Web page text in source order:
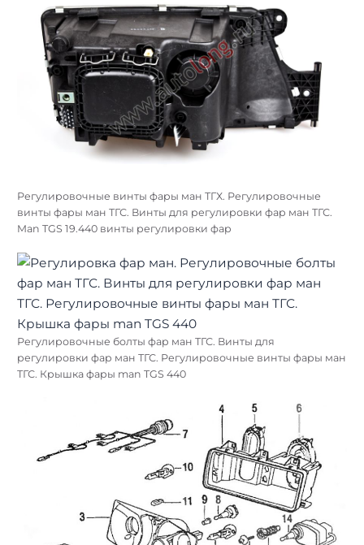
Регулировочные винты фары ман ТГХ. Регулировочные
винты фары ман ТГС. Винты для регулировки фар ман ТГС.
Man TGS 19.440 винты регулировки фар
Регулировочные болты фар ман ТГС. Винты для
регулировки фар ман ТГС. Регулировочные винты фары ман
ТГС. Крышка фары man TGS 440